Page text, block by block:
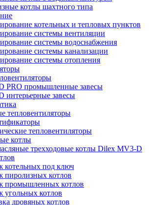
котлы шахтного типа
котельных и тепловых пунктов
системы вентиляции
системы водоснабжения
системы канализации
системы отопления
PRO промышленные завесы
интерьерные завесы
тепловентиляторы
тепловентиляторы
котлы
трехходовые котлы Dilex MV3-D
котельных под ключ
пиролизных котлов
промышленных котлов
угольных котлов
дровяных котлов